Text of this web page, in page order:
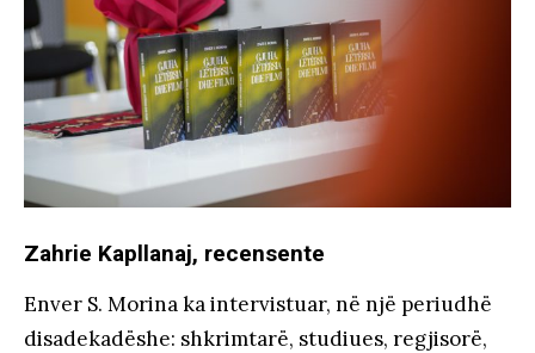
Zahrie Kapllanaj, recensente
Enver S. Morina ka intervistuar, në një periudhë
disadekadëshe: shkrimtarë, studiues, regjisorë,